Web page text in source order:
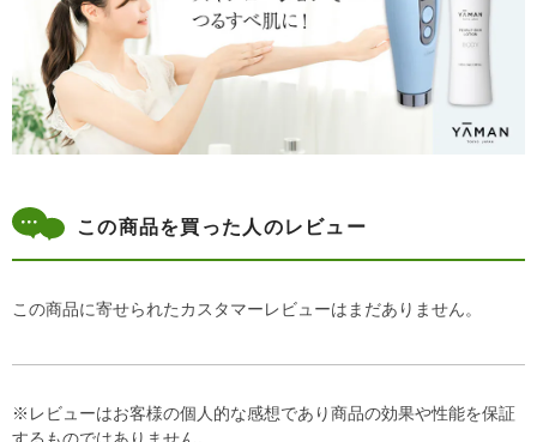
この商品を買った人のレビュー
この商品に寄せられたカスタマーレビューはまだありません。
※レビューはお客様の個人的な感想であり商品の効果や性能を保証
するものではありません。